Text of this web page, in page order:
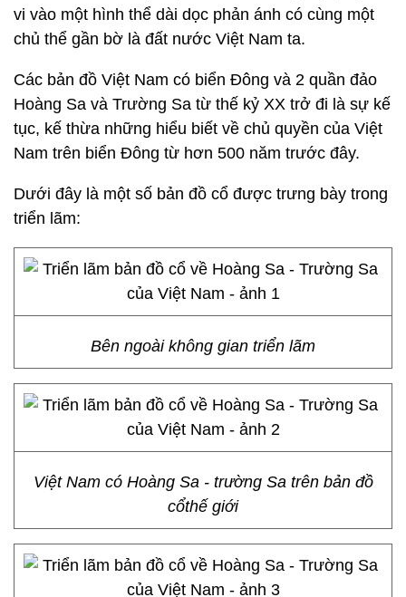
vi vào một hình thể dài dọc phản ánh có cùng một
chủ thể gần bờ là đất nước Việt Nam ta.
Các bản đồ Việt Nam có biển Đông và 2 quần đảo
Hoàng Sa và Trường Sa từ thế kỷ XX trở đi là sự kế
tục, kế thừa những hiểu biết về chủ quyền của Việt
Nam trên biển Đông từ hơn 500 năm trước đây.
Dưới đây là một số bản đồ cổ được trưng bày trong
triển lãm:
Bên ngoài không gian triển lãm
Việt Nam có Hoàng Sa - trường Sa trên bản đồ
cổthế giới